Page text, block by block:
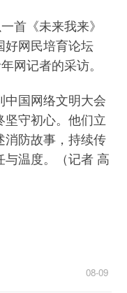
首《未来我来》
好网民培育论坛
网记者的采访。
国网络文明大会
坚守初心。他们立
消防故事，持续传
温度。（记者 高
08-09